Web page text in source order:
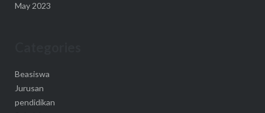
May 2023
Beasiswa
Jurusan
pendidikan